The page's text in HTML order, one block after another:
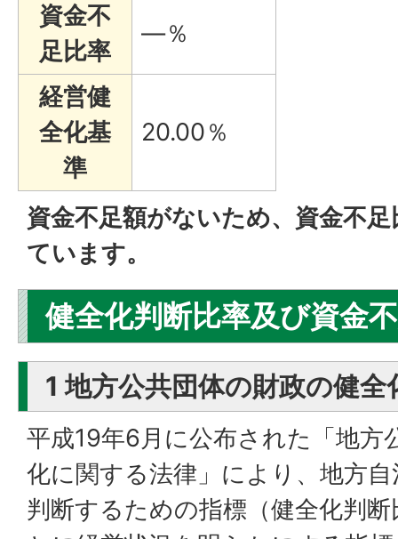
資金不
足比率
—％
経営健
全化基
準
20.00％
資金不足額がないため、資金不
ています。
健全化判断比率及び資金
1 地方公共団体の財政の健
平成19年6月に公布された「地方
化に関する法律」により、地方
判断するための指標（健全化判